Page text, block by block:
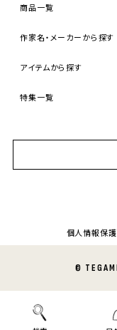
商品一覧
作家名・メーカーから探す
アイテムから探す
特集一覧
個人情報保
©